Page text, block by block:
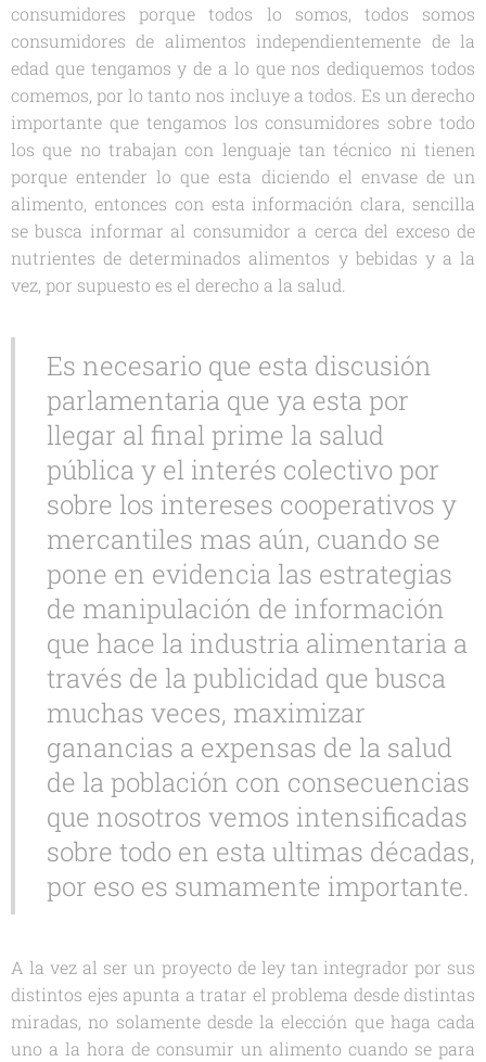
consumidores porque todos lo somos, todos somos
consumidores de alimentos independientemente de la
edad que tengamos y de a lo que nos dediquemos todos
comemos, por lo tanto nos incluye a todos. Es un derecho
importante que tengamos los consumidores sobre todo
los que no trabajan con lenguaje tan técnico ni tienen
porque entender lo que esta diciendo el envase de un
alimento, entonces con esta información clara, sencilla
se busca informar al consumidor a cerca del exceso de
nutrientes de determinados alimentos y bebidas y a la
vez, por supuesto es el derecho a la salud.
Es necesario que esta discusión
parlamentaria que ya esta por
llegar al final prime la salud
pública y el interés colectivo por
sobre los intereses cooperativos y
mercantiles mas aún, cuando se
pone en evidencia las estrategias
de manipulación de información
que hace la industria alimentaria a
través de la publicidad que busca
muchas veces, maximizar
ganancias a expensas de la salud
de la población con consecuencias
que nosotros vemos intensificadas
sobre todo en esta ultimas décadas,
por eso es sumamente importante.
A la vez al ser un proyecto de ley tan integrador por sus
distintos ejes apunta a tratar el problema desde distintas
miradas, no solamente desde la elección que haga cada
uno a la hora de consumir un alimento cuando se para